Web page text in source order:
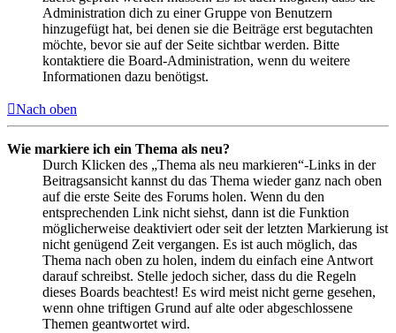
Administration dich zu einer Gruppe von Benutzern
hinzugefügt hat, bei denen sie die Beiträge erst begutachten
möchte, bevor sie auf der Seite sichtbar werden. Bitte
kontaktiere die Board-Administration, wenn du weitere
Informationen dazu benötigst.
Nach oben
Wie markiere ich ein Thema als neu?
Durch Klicken des „Thema als neu markieren“-Links in der
Beitragsansicht kannst du das Thema wieder ganz nach oben
auf die erste Seite des Forums holen. Wenn du den
entsprechenden Link nicht siehst, dann ist die Funktion
möglicherweise deaktiviert oder seit der letzten Markierung ist
nicht genügend Zeit vergangen. Es ist auch möglich, das
Thema nach oben zu holen, indem du einfach eine Antwort
darauf schreibst. Stelle jedoch sicher, dass du die Regeln
dieses Boards beachtest! Es wird meist nicht gerne gesehen,
wenn ohne triftigen Grund auf alte oder abgeschlossene
Themen geantwortet wird.